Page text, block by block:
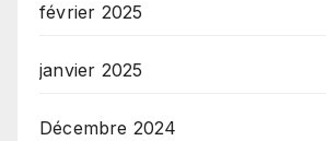
février 2025
janvier 2025
Décembre 2024